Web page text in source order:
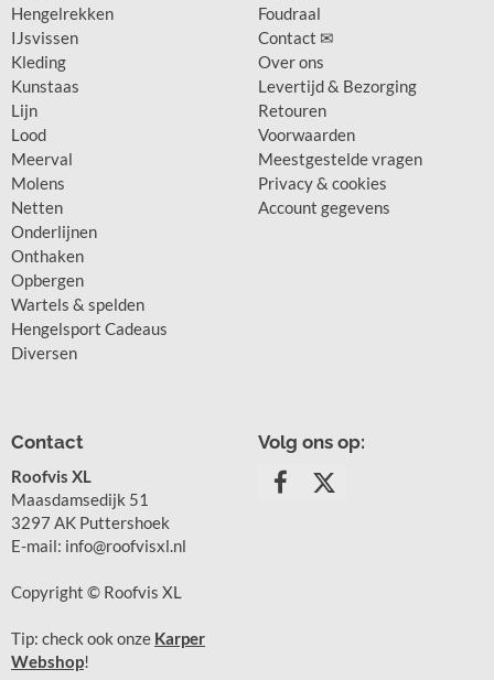
Hengelrekken
IJsvissen
Kleding
Kunstaas
Lijn
Lood
Meerval
Molens
Netten
Onderlijnen
Onthaken
Opbergen
Wartels & spelden
Hengelsport Cadeaus
Diversen
Foudraal
Contact ✉
Over ons
Levertijd & Bezorging
Retouren
Voorwaarden
Meestgestelde vragen
Privacy & cookies
Account gegevens
Volg ons op:
Contact
Roofvis XL
Maasdamsedijk 51
3297 AK Puttershoek
E-mail: info@roofvisxl.nl
Copyright © Roofvis XL
Tip: check ook onze Karper
Webshop!